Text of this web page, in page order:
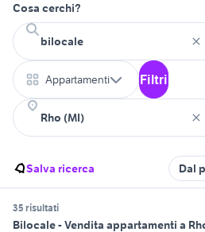
Cosa cerchi?
Appartamenti Filtri
Salva ricerca Dal
35 risultati
Bilocale - Vendita appartamenti a